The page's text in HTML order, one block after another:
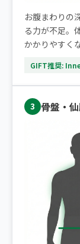
お腹まわりの
る力が不足。
かかりやすく
GIFT推奨:
3 骨盤・